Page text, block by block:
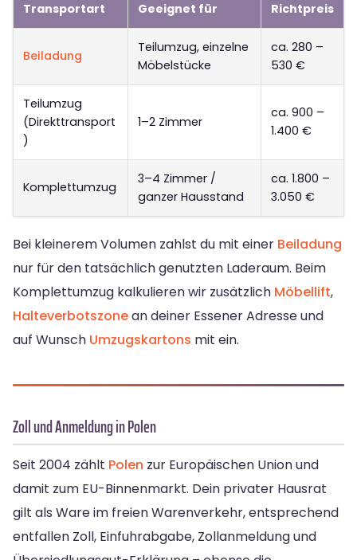
Transportart Geeignet für Richtpreis
Beiladung
Teilumzug, einzelne
Möbelstücke
ca. 280 –
530 €
Teilumzug
(Direkttransport
)
1–2 Zimmer
ca. 900 –
1.400 €
Komplettumzug
3–4 Zimmer /
ganzer Hausstand
ca. 1.800 –
3.050 €
Bei kleinerem Volumen zahlst du mit einer Beiladung
nur für den tatsächlich genutzten Laderaum. Beim
Komplettumzug kalkulieren wir zusätzlich Möbellift,
Halteverbotszonean deiner Essener Adresse und
auf Wunsch Umzugskartons mit ein.
Zoll und Anmeldung in Polen
Seit 2004 zählt Polen zur Europäischen Union und
damit zum EU-Binnenmarkt. Dein privater Hausrat
gilt als Ware im freien Warenverkehr, entsprechend
entfallen Zoll, Einfuhrabgabe, Zollanmeldung und